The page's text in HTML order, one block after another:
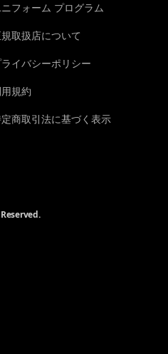
フォーム プログラム
取扱店について
イバシーポリシー
規約
商取引法に基づく表示